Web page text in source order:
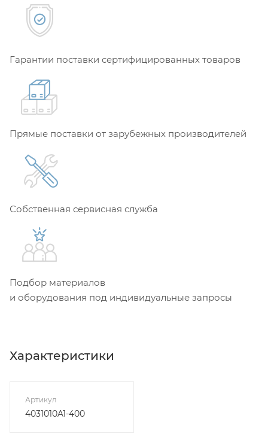
Гарантии поставки сертифицированных товаров
Прямые поставки от зарубежных производителей
Собственная сервисная служба
Подбор материалов
и оборудования под индивидуальные запросы
Характеристики
Артикул
4031010A1-400